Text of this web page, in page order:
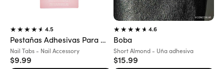
4.5
Pestañas Adhesivas Para Uñas
Variante:
Nail Tabs - Nail Accessory
Precio de oferta
$9.99
4.6
Boba
Variante:
Short Almond - Uña adhesiva
Precio de oferta
$15.99